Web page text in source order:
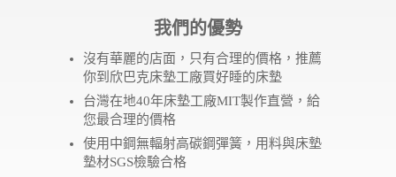
我們的優勢
沒有華麗的店面，只有合理的價格，推薦
你到欣巴克床墊工廠買好睡的床墊
台灣在地40年床墊工廠MIT製作直營，給
您最合理的價格
使用中鋼無輻射高碳鋼彈簧，用料與床墊
墊材SGS檢驗合格